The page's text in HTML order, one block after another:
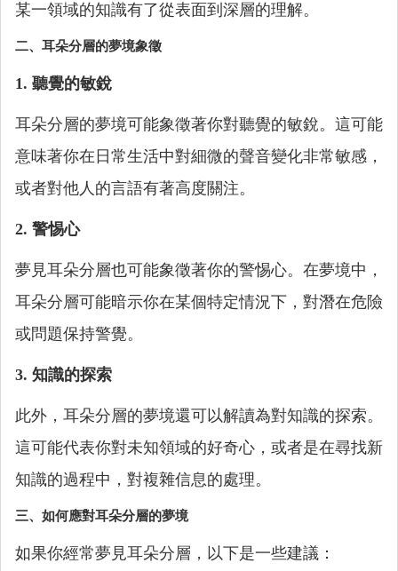
某一領域的知識有了從表面到深層的理解。
二、耳朵分層的夢境象徵
1. 聽覺的敏銳
耳朵分層的夢境可能象徵著你對聽覺的敏銳。這可能
意味著你在日常生活中對細微的聲音變化非常敏感，
或者對他人的言語有著高度關注。
2. 警惕心
夢見耳朵分層也可能象徵著你的警惕心。在夢境中，
耳朵分層可能暗示你在某個特定情況下，對潛在危險
或問題保持警覺。
3. 知識的探索
此外，耳朵分層的夢境還可以解讀為對知識的探索。
這可能代表你對未知領域的好奇心，或者是在尋找新
知識的過程中，對複雜信息的處理。
三、如何應對耳朵分層的夢境
如果你經常夢見耳朵分層，以下是一些建議：